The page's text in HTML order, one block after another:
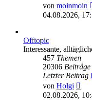
von moinmoin
04.08.2026,
Offtopic
Interessante,
457 Themen
20306 Beiträge
Letzter Beitrag
von Holgi
02.08.2026,